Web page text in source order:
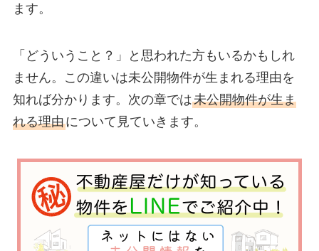
ます。
「どういうこと？」と思われた方もいるかもしれ
ません。この違いは未公開物件が生まれる理由を
知れば分かります。次の章では未公開物件が生ま
れる理由について見ていきます。